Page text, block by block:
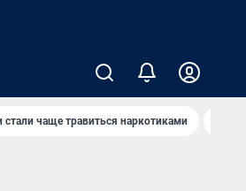
стали чаще травиться наркотиками